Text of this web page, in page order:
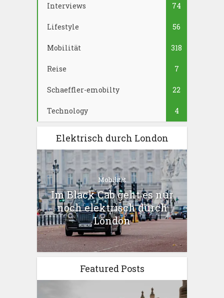
Interviews 74
Lifestyle 56
Mobilität 318
Reise 7
Schaeffler-emobilty 22
Technology 4
Elektrisch durch London
Mobilität
Im Black Cab geht es nur
noch elektrisch durch
London
Featured Posts